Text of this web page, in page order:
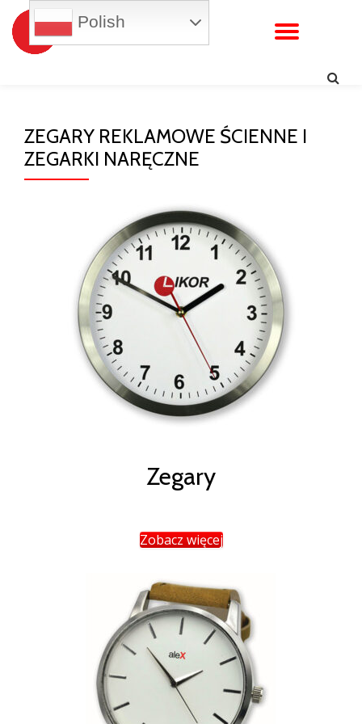
Przejdź
ZEGARY REKLAMOWE ŚCIENNE I
ZEGARKI NARĘCZNE
Zegary
Zobacz więcej
Polish